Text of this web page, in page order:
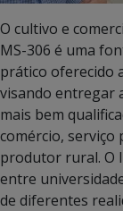
O cultivo e
MS-306 é uma
prático oferecido
visando entregar
mais bem
comércio, serviço
produtor rural. O
entre
de diferentes